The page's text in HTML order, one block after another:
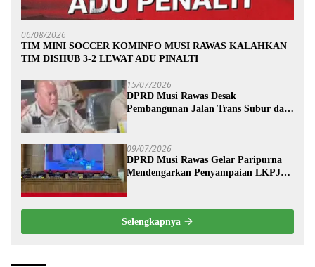
06/08/2026
TIM MINI SOCCER KOMINFO MUSI RAWAS KALAHKAN
TIM DISHUB 3-2 LEWAT ADU PINALTI
15/07/2026
DPRD Musi Rawas Desak
Pembangunan Jalan Trans Subur dan
09/07/2026
DPRD Musi Rawas Gelar Paripurna
Mendengarkan Penyampaian LKPJ
Selengkapnya